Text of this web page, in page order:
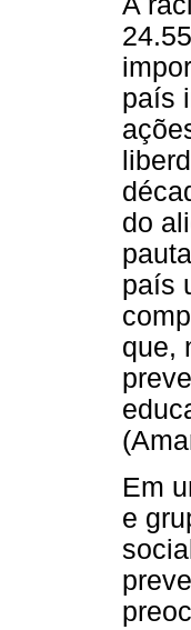
país
do
país
que,
Em
e